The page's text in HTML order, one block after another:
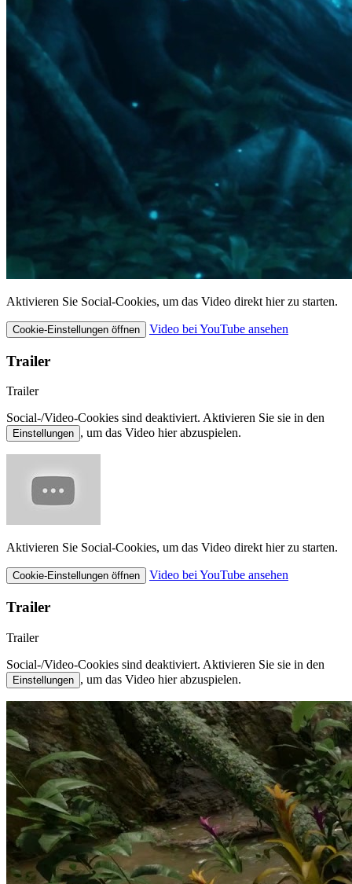
Aktivieren Sie Social-Cookies, um das Video direkt hier zu starten.
Cookie-Einstellungen öffnen Video bei YouTube ansehen
Trailer
Trailer
Social-/Video-Cookies sind deaktiviert. Aktivieren Sie sie in den
Einstellungen , um das Video hier abzuspielen.
Aktivieren Sie Social-Cookies, um das Video direkt hier zu starten.
Cookie-Einstellungen öffnen Video bei YouTube ansehen
Trailer
Trailer
Social-/Video-Cookies sind deaktiviert. Aktivieren Sie sie in den
Einstellungen , um das Video hier abzuspielen.